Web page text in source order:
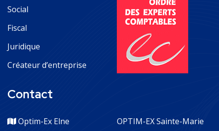
Social
Fiscal
Juridique
Créateur d’entreprise
Contact
Optim-Ex Elne
OPTIM-EX Sainte-Marie